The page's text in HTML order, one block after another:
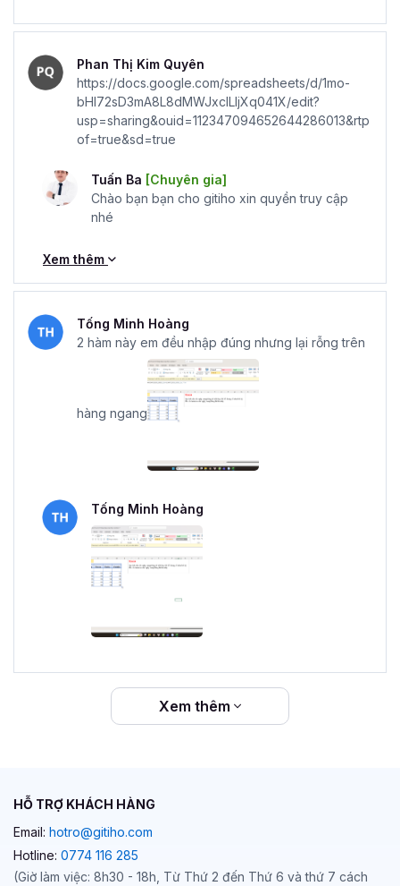
Phan Thị Kim Quyên
https://docs.google.com/spreadsheets/d/1mo-
bHI72sD3mA8L8dMWJxclLIjXq041X/edit?
usp=sharing&ouid=112347094652644286013&rtp
of=true&sd=true
Tuấn Ba [Chuyên gia]
Chào bạn bạn cho gitiho xin quyền truy cập
nhé
Xem thêm
Tống Minh Hoàng
2 hàm này em đều nhập đúng nhưng lại rỗng trên
hàng ngang
Tống Minh Hoàng
Xem thêm
HỖ TRỢ KHÁCH HÀNG
Email: hotro@gitiho.com
Hotline: 0774 116 285
(Giờ làm việc: 8h30 - 18h, Từ Thứ 2 đến Thứ 6 và thứ 7 cách